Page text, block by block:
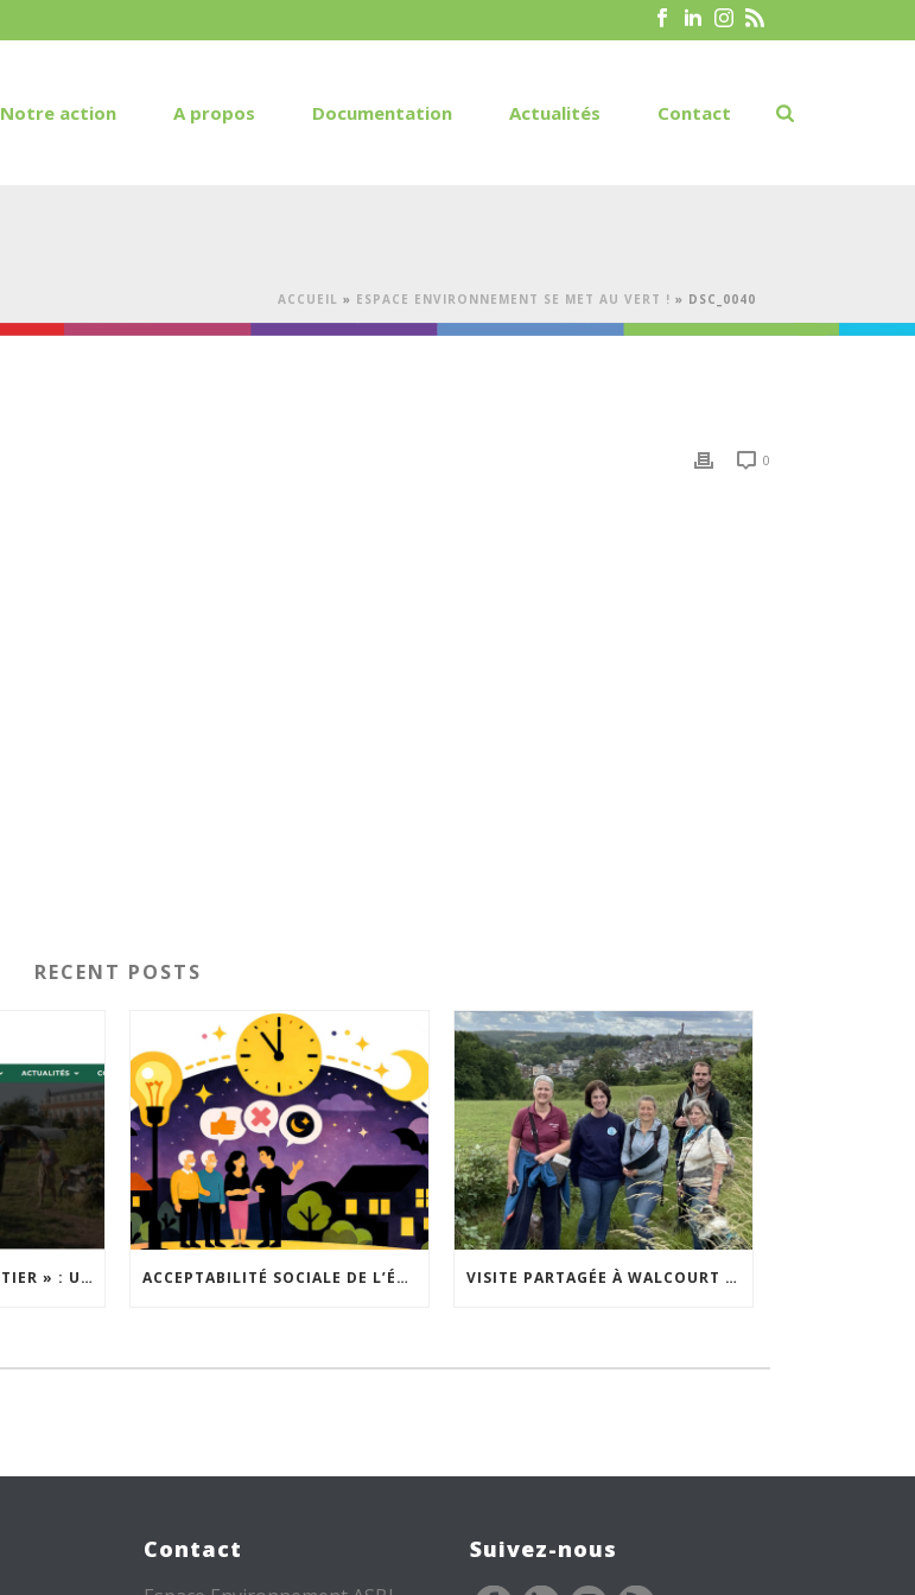
Notre action A propos Documentation Actualités Contact
ACCUEIL » ESPACE ENVIRONNEMENT SE MET AU VERT ! » DSC_0040
0
RECENT POSTS
« INSPIRONS LE QUARTIER » : UN NOUVEL APPEL À PROJETS EST LANCÉ ! ACCEPTABILITÉ SOCIALE DE L’ÉCLAIRAGE NOCTURNE : LE REPLAY EST DISPONIBLE VISITE PARTAGÉE À WALCOURT : UNE DÉMARCHE PARTICIPATIVE ANIMÉE PAR ESPACE ENVIRONNEMENT
Contact Suivez-nous